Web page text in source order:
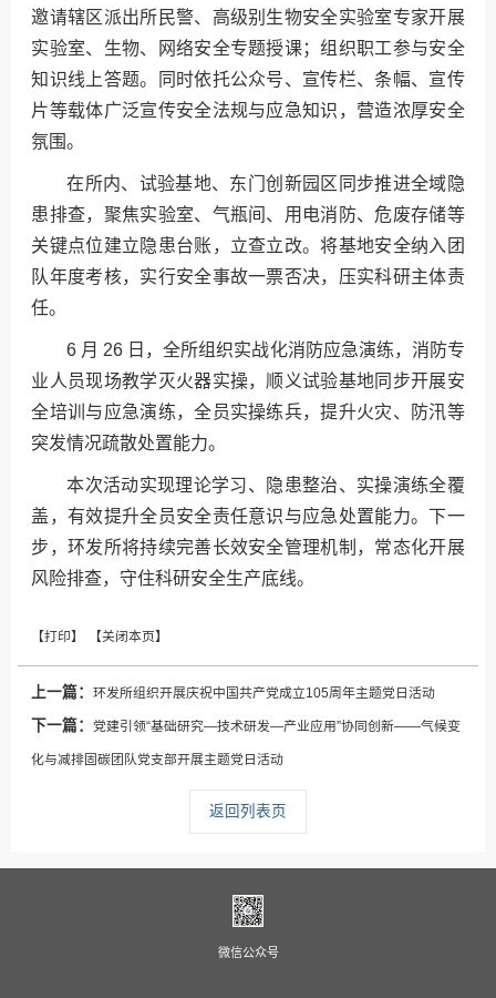
邀请辖区派出所民警、高级别生物安全实验室专家开展
实验室、生物、网络安全专题授课；组织职工参与安全
知识线上答题。同时依托公众号、宣传栏、条幅、宣传
片等载体广泛宣传安全法规与应急知识，营造浓厚安全
氛围。
在所内、试验基地、东门创新园区同步推进全域隐
患排查，聚焦实验室、气瓶间、用电消防、危废存储等
关键点位建立隐患台账，立查立改。将基地安全纳入团
队年度考核，实行安全事故一票否决，压实科研主体责
任。
6 月 26 日，全所组织实战化消防应急演练，消防专
业人员现场教学灭火器实操，顺义试验基地同步开展安
全培训与应急演练，全员实操练兵，提升火灾、防汛等
突发情况疏散处置能力。
本次活动实现理论学习、隐患整治、实操演练全覆
盖，有效提升全员安全责任意识与应急处置能力。下一
步，环发所将持续完善长效安全管理机制，常态化开展
风险排查，守住科研安全生产底线。
上一篇：环发所组织开展庆祝中国共产党成立105周年主题党日活动
下一篇：党建引领“基础研究—技术研发—产业应用”协同创新——气候变
化与减排固碳团队党支部开展主题党日活动
返回列表页
微信公众号